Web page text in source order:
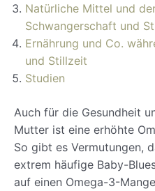
Natürliche Mittel und
Schwangerschaft und
Ernährung und Co.
und Stillzeit
Studien
Auch für die Gesundheit
Mutter ist eine erhöhte
So gibt es Vermutungen,
extrem häufige Baby-
auf einen Omega-3-